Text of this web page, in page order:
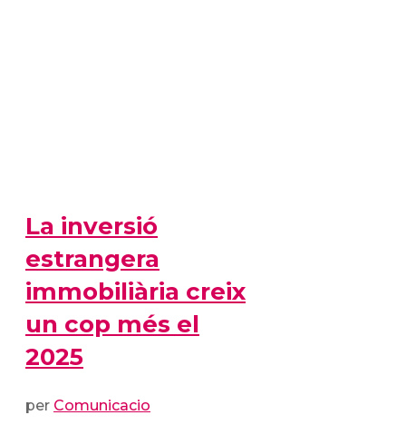
La inversió
estrangera
immobiliària creix
un cop més el
2025
per Comunicacio